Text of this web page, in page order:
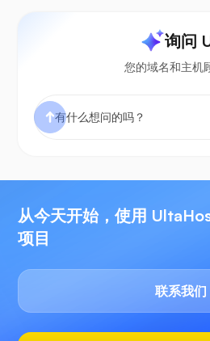
询问
您的域名和主机
从今天开始，使用
项目
联系我们